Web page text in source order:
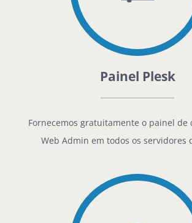
Painel Plesk
Fornecemos gratuitamente o painel de
Web Admin em todos os servidores